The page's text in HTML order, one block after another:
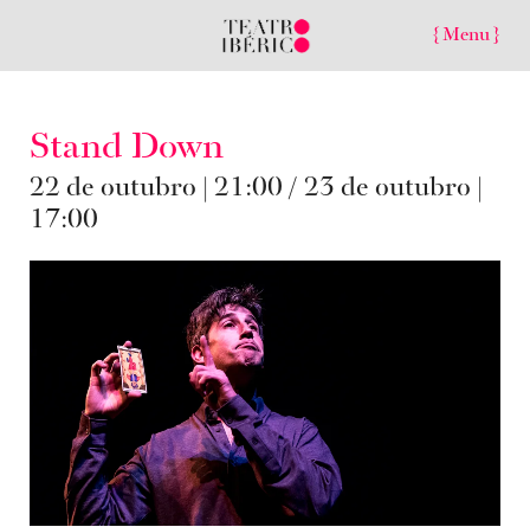
{ Menu }
Stand Down
22 de outubro | 21:00 / 23 de outubro |
17:00